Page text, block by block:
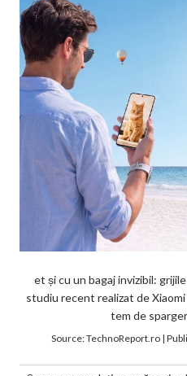
et și cu un bagaj invizibil:
studiu recent realizat de
tem de
Source:TechnoReport.ro|